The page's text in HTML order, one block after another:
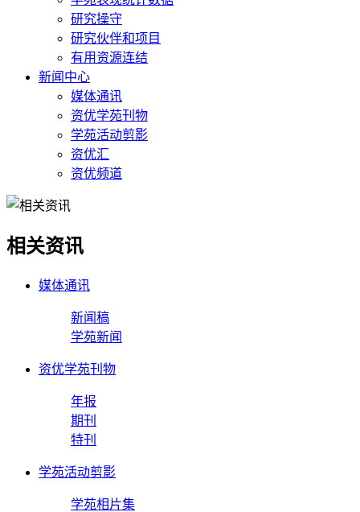
研究操守
研究伙伴和项目
有用资源连结
新闻中心
媒体通讯
资优学苑刊物
学苑活动剪影
资优汇
资优频道
相关资讯
媒体通讯
新闻稿
学苑新闻
资优学苑刊物
年报
期刊
特刊
学苑活动剪影
学苑相片集